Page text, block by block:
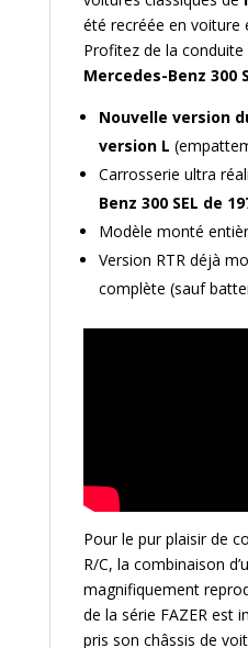
été recréée en voiture
Profitez de la conduite
Mercedes-Benz 300
Nouvelle version
version L
Carrosserie ultra
Benz 300 SEL de
Modèle monté
Version RTR déjà
complète (sauf
Pour le pur plaisir de
R/C, la combinaison
magnifiquement
de la série FAZER est
pris son châssis de